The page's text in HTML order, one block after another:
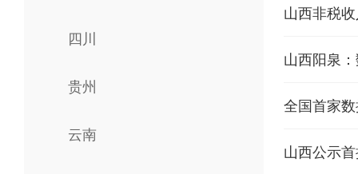
四川
贵州
云南
山西非税
山西阳泉
全国首家
山西公示